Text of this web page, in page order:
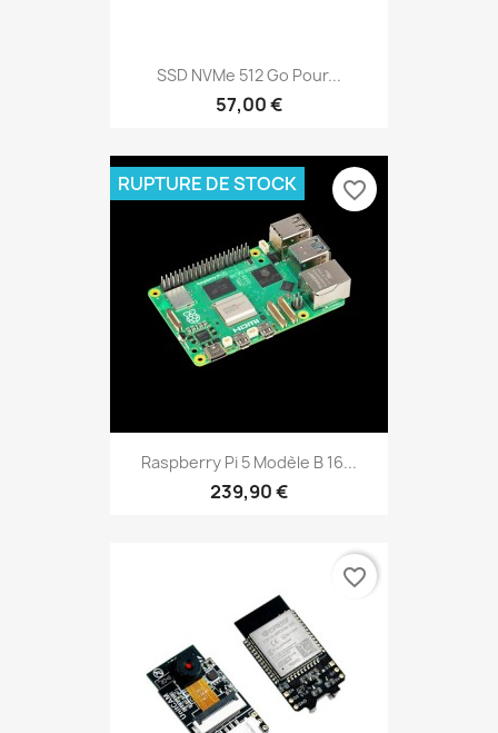
SSD NVMe 512 Go Pour...
57,00 €
Raspberry Pi 5 Modèle B 16...
239,90 €
RUPTURE DE STOCK favorite_border
favorite_border